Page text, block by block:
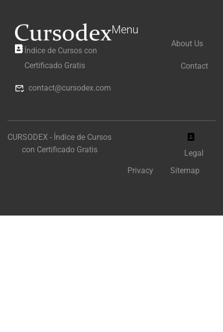
Índice de Cursos con
Certificado Gratis
contact@cursodex.com
Menu
About Us
Contact
CURSODEX - Índice de Cursos
con Certificado Gratis
Legal
Privacy
Sitemap